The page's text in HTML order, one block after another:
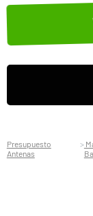
Presupuesto
Antenas